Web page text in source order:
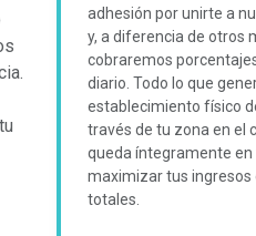
adhesión por unirte a
y, a diferencia de otros
cobraremos
diario. Todo lo que
establecimiento físico
través de tu zona en el
queda íntegramente en
maximizar tus ingresos
totales.